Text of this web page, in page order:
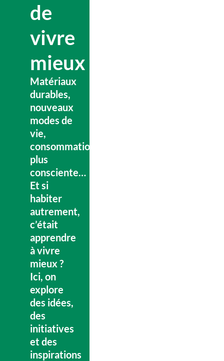
de
vivre
mieux
Matériaux
durables,
nouveaux
modes de
vie,
consommation
plus
consciente…
Et si
habiter
autrement,
c’était
apprendre
à vivre
mieux ?
Ici, on
explore
des idées,
des
initiatives
et des
inspirations